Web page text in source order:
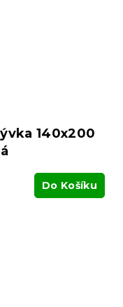
140x200
Do Košíku